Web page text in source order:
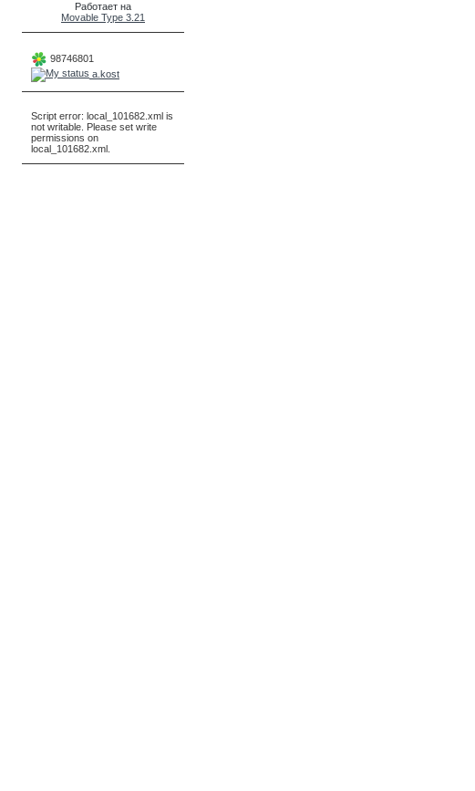
Работает на
Movable Type 3.21
98746801
a.kost
Script error: local_101682.xml is
not writable. Please set write
permissions on
local_101682.xml.